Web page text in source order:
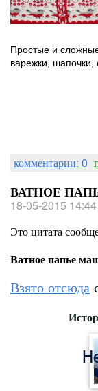
Простые и
варежки, шапочки,
комментарии: 0
ВАТНОЕ
18-05-2015 14:44
Это цитата
Ватное папье
Взято отсюда